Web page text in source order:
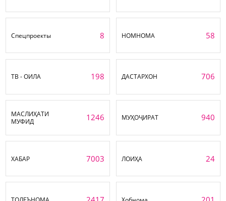
Спецпроекты 8 НОМНОМА 58
ТВ - ОИЛА 198 ДАСТАРХОН 706
МАСЛИҲАТИ
МУФИД
1246 МУҲОҶИРАТ 940
ХАБАР 7003 ЛОИҲА 24